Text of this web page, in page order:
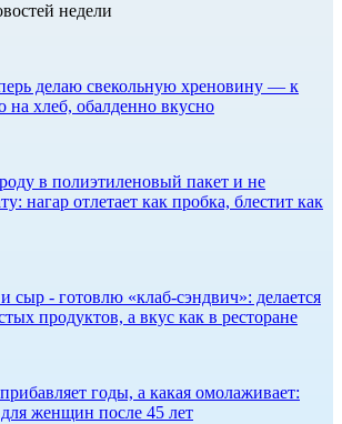
недели
делаю свекольную хреновину — к
на хлеб, обалденно вкусно
в полиэтиленовый пакет и не
нагар отлетает как пробка, блестит как
сыр - готовлю «клаб-сэндвич»: делается
продуктов, а вкус как в ресторане
годы, а какая омолаживает:
женщин после 45 лет